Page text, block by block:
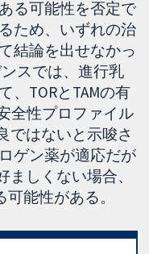
る可能性を否定で
ため、いずれの治
結論を出せなかっ
スでは、進行乳
、TORとTAMの有
全性プロファイル
ではないと示唆さ
ゲン薬が適応だが
ましくない場合、
能性がある。